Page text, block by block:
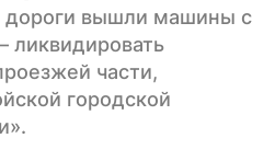
дороги вышли машины с
ликвидировать
части,
городской